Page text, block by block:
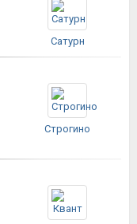
Сатурн
Строгино